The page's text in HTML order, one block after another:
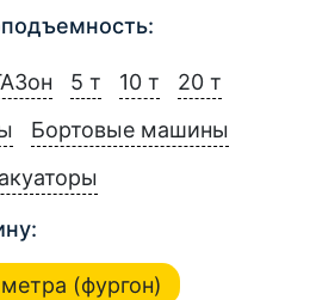
5 т 10 т
20 т
Бортовые машины
(фургон)